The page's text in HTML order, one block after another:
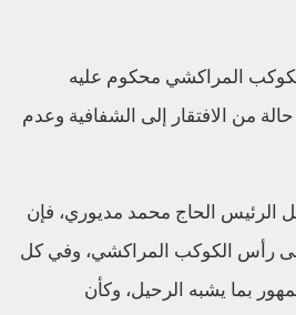
المراكشي محكوم عليه
من الافتقار إلى الشفافية وعدم
تاريخ رحيل الرئيس الحاج محمد مديوري، فإن
على رأس الكوكب المراكشي، وفي كل
بما يشبه الرحيل، وكأن